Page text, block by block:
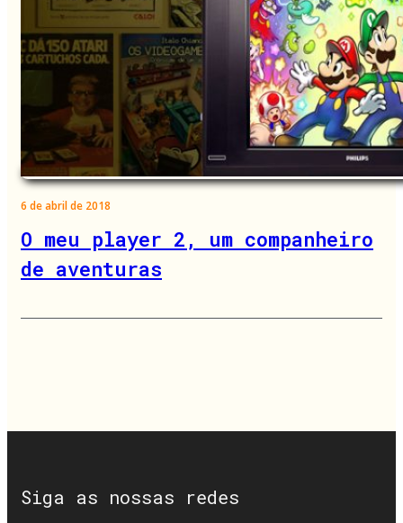
6 de abril de 2018
O meu player 2, um companheiro
de aventuras
Siga as nossas redes